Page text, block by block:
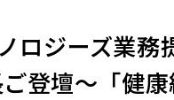
ロジーズ業務
登壇～「健